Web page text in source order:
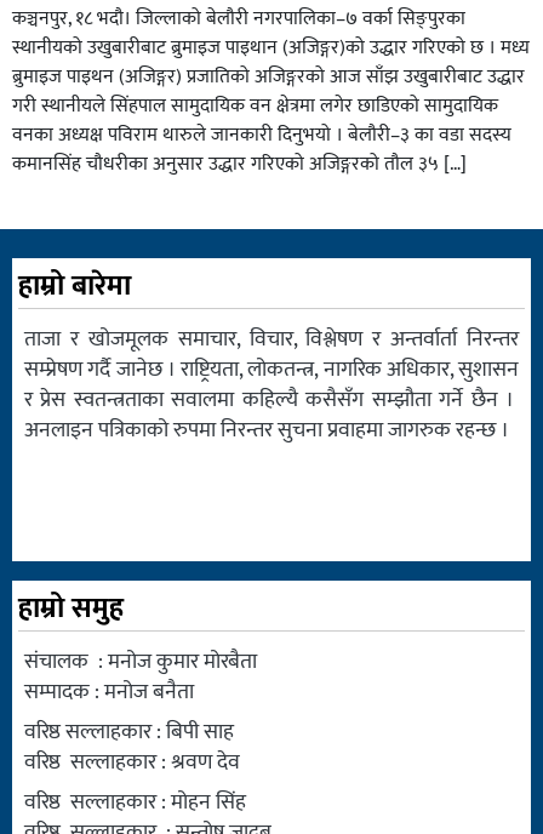
कञ्चनपुर, १८ भदौ। जिल्लाको बेलौरी नगरपालिका–७ वर्का सिङ्पुरका
स्थानीयको उखुबारीबाट ब्रुमाइज पाइथान (अजिङ्गर)को उद्धार गरिएको छ । मध्य
ब्रुमाइज पाइथन (अजिङ्गर) प्रजातिको अजिङ्गरको आज साँझ उखुबारीबाट उद्धार
गरी स्थानीयले सिंहपाल सामुदायिक वन क्षेत्रमा लगेर छाडिएको सामुदायिक
वनका अध्यक्ष पविराम थारुले जानकारी दिनुभयो । बेलौरी–३ का वडा सदस्य
कमानसिंह चौधरीका अनुसार उद्धार गरिएको अजिङ्गरको तौल ३५ […]
हाम्रो बारेमा
ताजा र खोजमूलक समाचार, विचार, विश्लेषण र अन्तर्वार्ता निरन्तर
सम्प्रेषण गर्दै जानेछ । राष्ट्रियता, लोकतन्त्र, नागरिक अधिकार, सुशासन
र प्रेस स्वतन्त्रताका सवालमा कहिल्यै कसैसँग सम्झौता गर्ने छैन ।
अनलाइन पत्रिकाको रुपमा निरन्तर सुचना प्रवाहमा जागरुक रहन्छ ।
हाम्रो समुह
संचालक : मनोज कुमार मोरबैता
सम्पादक : मनोज बनैता
वरिष्ठ सल्लाहकार : बिपी साह
वरिष्ठ सल्लाहकार : श्रवण देव
वरिष्ठ सल्लाहकार : मोहन सिंह